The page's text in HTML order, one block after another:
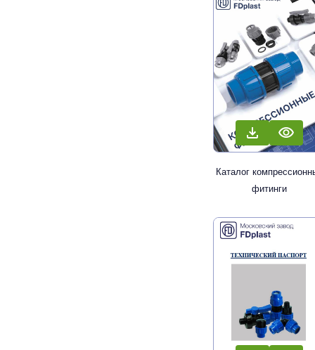
Каталог
фитинги